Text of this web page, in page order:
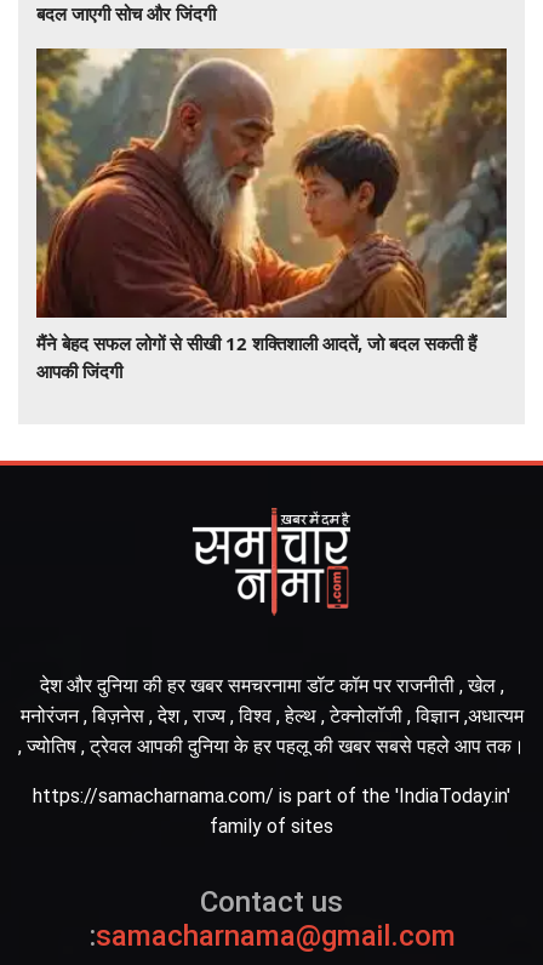
बदल जाएगी सोच और जिंदगी
मैंने बेहद सफल लोगों से सीखी 12 शक्तिशाली आदतें, जो बदल सकती हैं
आपकी जिंदगी
देश और दुनिया की हर खबर समचरनामा डॉट कॉम पर राजनीती , खेल ,
मनोरंजन , बिज़नेस , देश , राज्य , विश्व , हेल्थ , टेक्नोलॉजी , विज्ञान ,अधात्यम
, ज्योतिष , ट्रेवल आपकी दुनिया के हर पहलू की खबर सबसे पहले आप तक।
https://samacharnama.com/ is part of the 'IndiaToday.in'
family of sites
Contact us
:samacharnama@gmail.com